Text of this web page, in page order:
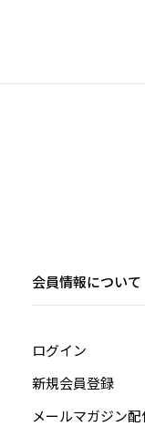
会員情報について
ログイン
新規会員登録
メールマガジン